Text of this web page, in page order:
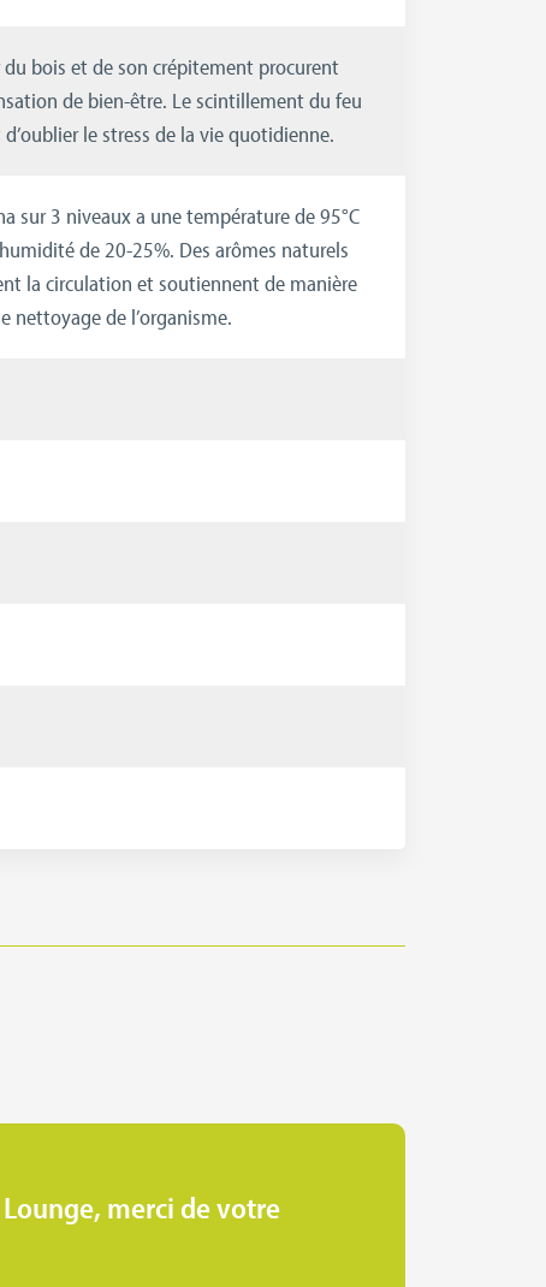
du bois et de son crépitement procurent
de bien-être. Le scintillement du feu
le stress de la vie quotidienne.
sur 3 niveaux a une température de 95°C
de 20-25%. Des arômes naturels
la circulation et soutiennent de manière
nettoyage de l’organisme.
merci de votre